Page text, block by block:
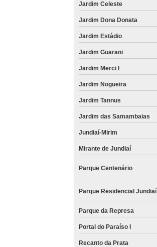
Jardim Celeste
Jardim Dona Donata
Jardim Estádio
Jardim Guarani
Jardim Merci I
Jardim Nogueira
Jardim Tannus
Jardim das Samambaias
Jundiaí-Mirim
Mirante de Jundiaí
Parque Centenário
Parque Residencial Jundiaí I
Parque da Represa
Portal do Paraíso I
Recanto da Prata